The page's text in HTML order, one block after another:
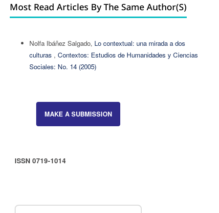
Most Read Articles By The Same Author(s)
Nolfa Ibáñez Salgado, Lo contextual: una mirada a dos
culturas , Contextos: Estudios de Humanidades y Ciencias
Sociales: No. 14 (2005)
MAKE A SUBMISSION
ISSN 0719-1014